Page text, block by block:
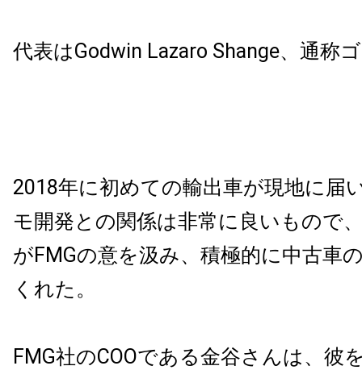
代表はGodwin Lazaro Shange、通称
2018年に初めての輸出車が現地に届
モ開発との関係は非常に良いもので
がFMGの意を汲み、積極的に中古車
くれた。
FMG社のCOOである金谷さんは、彼